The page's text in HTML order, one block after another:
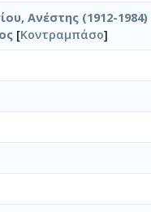
Ανέστης (1912-1984)
[Κοντραμπάσο]